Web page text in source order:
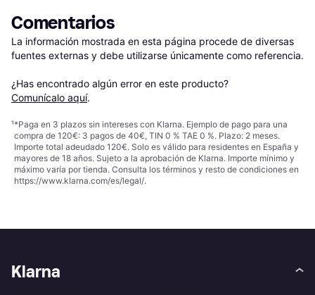
Comentarios
La información mostrada en esta página procede de diversas
fuentes externas y debe utilizarse únicamente como referencia.
¿Has encontrado algún error en este producto?
Comunícalo aquí.
¹*Paga en 3 plazos sin intereses con Klarna. Ejemplo de pago para una
compra de 120€: 3 pagos de 40€, TIN 0 % TAE 0 %. Plazo: 2 meses.
Importe total adeudado 120€. Solo es válido para residentes en España y
mayores de 18 años. Sujeto a la aprobación de Klarna. Importe mínimo y
máximo varía por tienda. Consulta los términos y resto de condiciones en
https://www.klarna.com/es/legal/.
Klarna